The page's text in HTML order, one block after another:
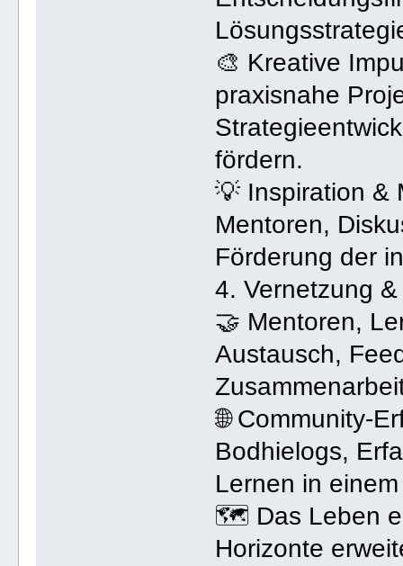
🎨 Kreative
praxisnahe
fördern.
💡 Inspiration &
Mentoren,
Förderung der
4. Vernetzung
🤝 Mentoren,
Austausch,
🌐 Community-
Bodhielogs,
Lernen in
🗺️ Das Leben
Horizonte